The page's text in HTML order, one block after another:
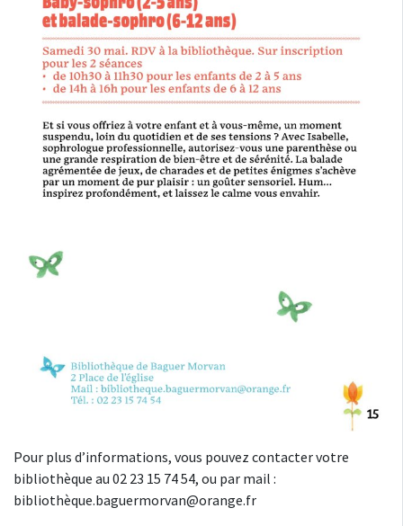
Pour plus d’informations, vous pouvez contacter votre
bibliothèque au 02 23 15 74 54, ou par mail :
bibliothèque.baguermorvan@orange.fr